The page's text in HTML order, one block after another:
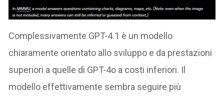
Complessivamente GPT-4.1 è un modello
chiaramente orientato allo sviluppo e da prestazioni
superiori a quelle di GPT-4o a costi inferiori. Il
modello effettivamente sembra seguire più